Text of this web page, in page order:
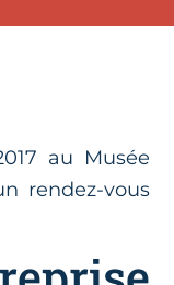
au Musée
rendez-vous